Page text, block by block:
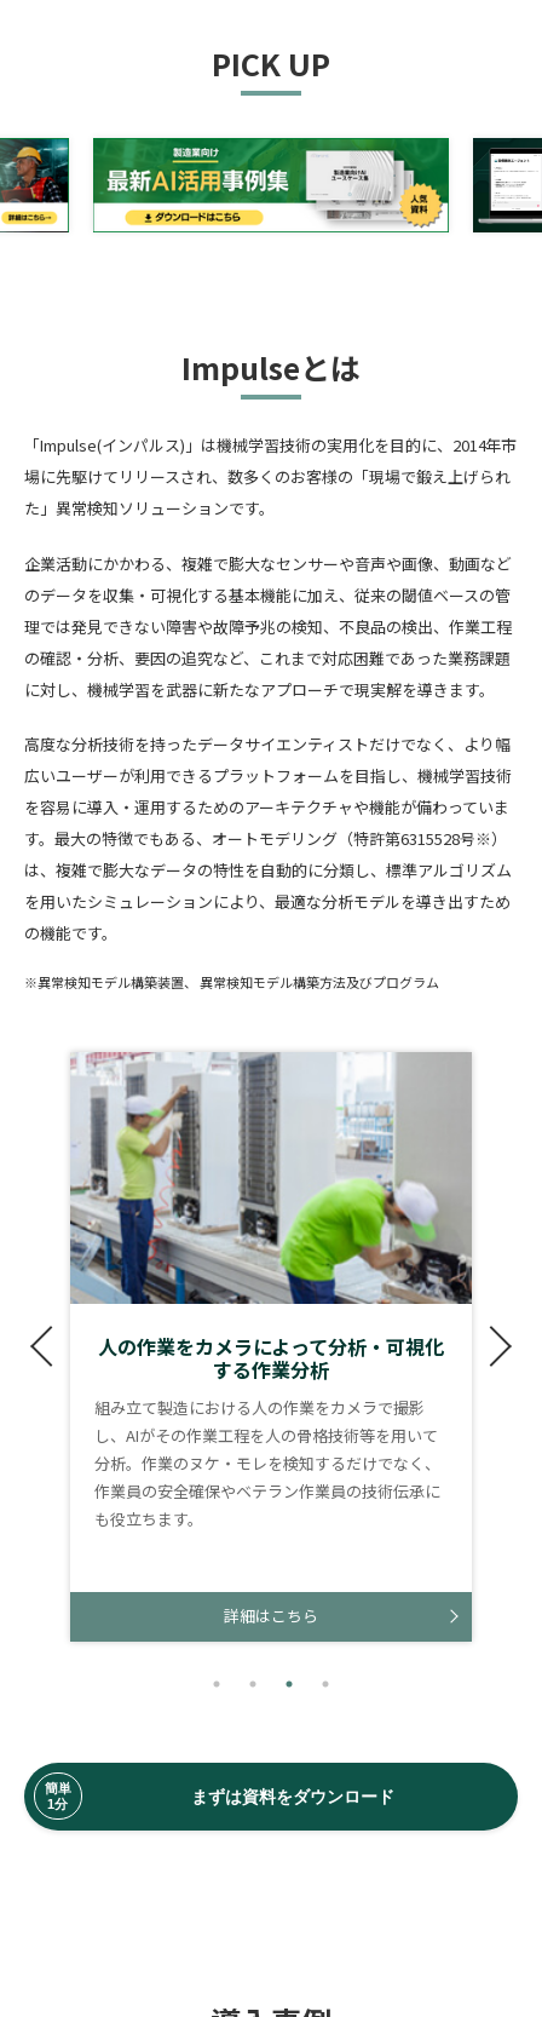
PICK UP
Impulseとは
「Impulse(インパルス)」は機械学習技術の実用化を目的に、2014年市
場に先駆けてリリースされ、数多くのお客様の「現場で鍛え上げられ
た」異常検知ソリューションです。
企業活動にかかわる、複雑で膨大なセンサーや音声や画像、動画など
のデータを収集・可視化する基本機能に加え、従来の閾値ベースの管
理では発見できない障害や故障予兆の検知、不良品の検出、作業工程
の確認・分析、要因の追究など、これまで対応困難であった業務課題
に対し、機械学習を武器に新たなアプローチで現実解を導きます。
高度な分析技術を持ったデータサイエンティストだけでなく、より幅
広いユーザーが利用できるプラットフォームを目指し、機械学習技術
を容易に導入・運用するためのアーキテクチャや機能が備わっていま
す。最大の特徴でもある、オートモデリング（特許第6315528号※）
は、複雑で膨大なデータの特性を自動的に分類し、標準アルゴリズム
を用いたシミュレーションにより、最適な分析モデルを導き出すため
の機能です。
※異常検知モデル構築装置、 異常検知モデル構築方法及びプログラム
人の作業をカメラによって分析・可視化
する作業分析
組み立て製造における人の作業をカメラで撮影
し、AIがその作業工程を人の骨格技術等を用いて
分析。作業のヌケ・モレを検知するだけでなく、
作業員の安全確保やベテラン作業員の技術伝承に
も役立ちます。
詳細はこちら
まずは資料をダウンロード